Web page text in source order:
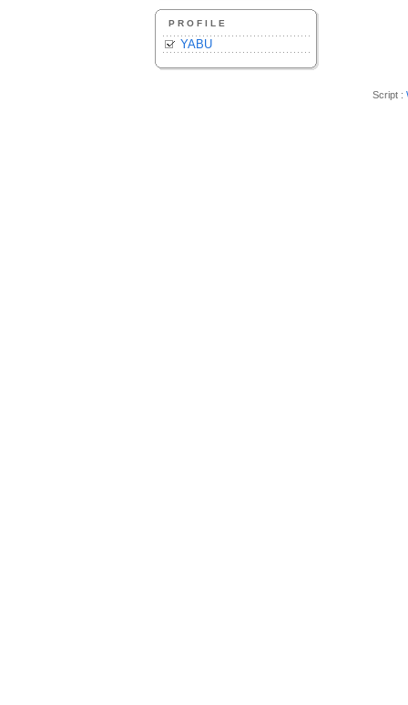
PROFILE
YABU
Script :